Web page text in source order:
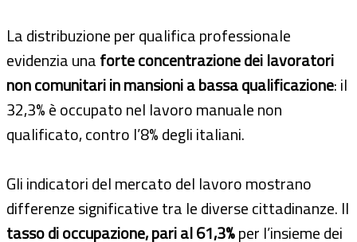
La distribuzione per qualifica professionale
evidenzia unaforte concentrazione dei lavoratori
non comunitari in mansioni a bassa qualificazione: il
32,3% è occupato nel lavoro manuale non
qualificato, contro l’8% degli italiani.
Gli indicatori del mercato del lavoro mostrano
differenze significative tra le diverse cittadinanze. Il
tasso di occupazione, pari al 61,3%per l’insieme dei